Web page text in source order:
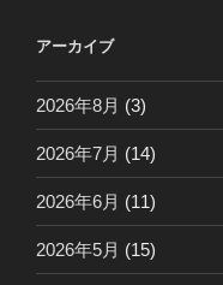
アーカイブ
2026年8月 (3)
2026年7月 (14)
2026年6月 (11)
2026年5月 (15)